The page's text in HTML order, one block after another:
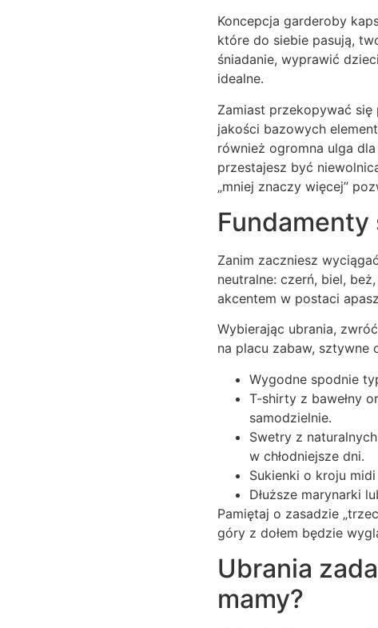
Koncepcja garderoby
które do siebie pasują,
śniadanie, wyprawić
idealne.
Zamiast przekopywać się
jakości bazowych
również ogromna ulga
przestajesz być
„mniej znaczy więcej”
Zanim zaczniesz
neutralne: czerń, biel,
akcentem w postaci
Wybierając ubrania,
na placu zabaw, sztywne
Wygodne spodnie
T-shirty z bawełny
samodzielnie.
Swetry z
w chłodniejsze dni.
Sukienki o kroju
Dłuższe marynarki
Pamiętaj o zasadzie
góry z dołem będzie
Ubrania
mamy?